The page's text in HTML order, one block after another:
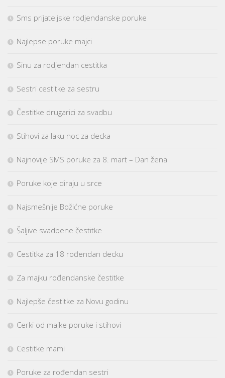
Sms prijateljske rodjendanske poruke
Najlepse poruke majci
Sinu za rodjendan cestitka
Sestri cestitke za sestru
Čestitke drugarici za svadbu
Stihovi za laku noc za decka
Najnovije SMS poruke za 8. mart – Dan žena
Poruke koje diraju u srce
Najsmešnije Božićne poruke
Šaljive svadbene čestitke
Cestitka za 18 rođendan decku
Za majku rođendanske čestitke
Najlepše čestitke za Novu godinu
Cerki od majke poruke i stihovi
Cestitke mami
Poruke za rođendan sestri